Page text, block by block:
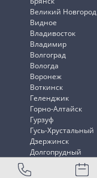
Великий Новгород
Видное
Владивосток
Владимир
Волгоград
Вологда
Воронеж
Воткинск
Геленджик
Горно-Алтайск
Гурзуф
Гусь-Хрустальный
Дзержинск
Долгопрудный